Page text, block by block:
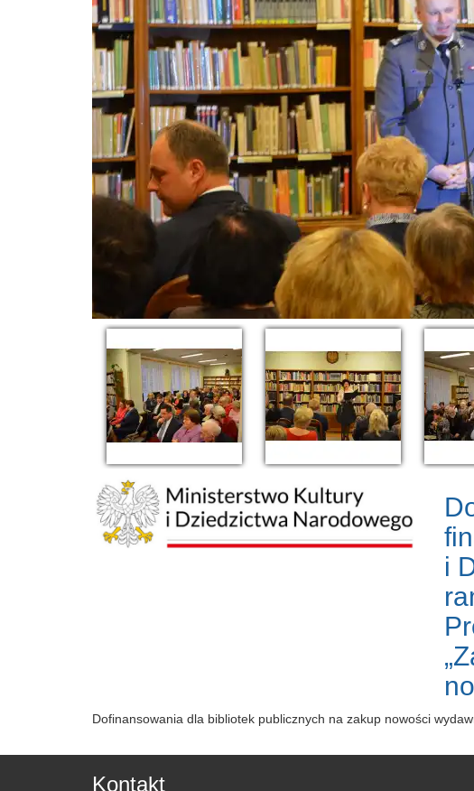
i
Dofinansowania dla bibliotek publicznych na zakup nowości
Kontakt